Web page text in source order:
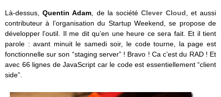
Là-dessus,Quentin Adam , de la sociétéClever Cloud , et aussi
contributeur à l’organisation du Startup Weekend, se propose de
développer l’outil. Il me dit qu’en une heure ce sera fait. Et il tient
parole : avant minuit le samedi soir, le code tourne, la page est
fonctionnelle sur son “staging server” ! Bravo ! Ca c’est du RAD ! Et
avec 66 lignes de JavaScript car le code est essentiellement “client
side”.